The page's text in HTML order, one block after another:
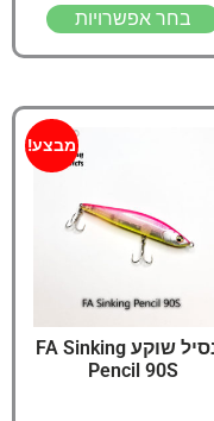
בחר אפשרויות
מבצע!
פנסיל שוקע FA Sinking
Pencil 90S